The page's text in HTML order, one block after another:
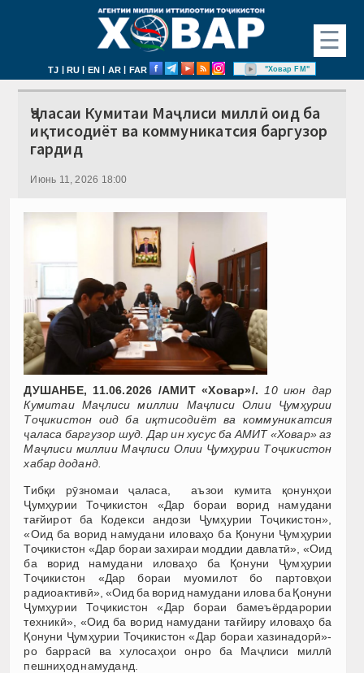
☰
TJ | RU | EN | AR | FAR "Ховар FM"
Ҷаласаи Кумитаи Маҷлиси миллӣ оид ба
иқтисодиёт ва коммуникатсия баргузор
гардид
Июнь 11, 2026 18:00
ДУШАНБЕ, 11.06.2026 /АМИТ «Ховар»/.
10 июн дар
Кумитаи Маҷлиси миллии Маҷлиси Олии Ҷумҳурии
Тоҷикистон оид ба иқтисодиёт ва коммуникатсия
ҷаласа баргузор шуд. Дар ин хусус ба АМИТ «Ховар» аз
Маҷлиси миллии Маҷлиси Олии Ҷумҳурии Тоҷикистон
хабар доданд.
Тибқи рӯзномаи ҷаласа, аъзои кумита қонунҳои
Ҷумҳурии Тоҷикистон «Дар бораи ворид намудани
тағйирот ба Кодекси андози Ҷумҳурии Тоҷикистон»,
«Оид ба ворид намудани иловаҳо ба Қонуни Ҷумҳурии
Тоҷикистон «Дар бораи захираи моддии давлатӣ», «Оид
ба ворид намудани иловаҳо ба Қонуни Ҷумҳурии
Тоҷикистон «Дар бораи муомилот бо партовҳои
радиоактивӣ», «Оид ба ворид намудани илова ба Қонуни
Ҷумҳурии Тоҷикистон «Дар бораи бамеъёрдарории
техникӣ», «Оид ба ворид намудани тағйиру иловаҳо ба
Қонуни Ҷумҳурии Тоҷикистон «Дар бораи хазинадорӣ»-
ро баррасӣ ва хулосаҳои онро ба Маҷлиси миллӣ
пешниҳод намуданд.